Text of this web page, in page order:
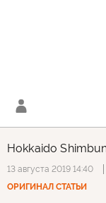
Hokkaido
13 августа 2019 14:40
ОРИГИНАЛ СТАТЬИ